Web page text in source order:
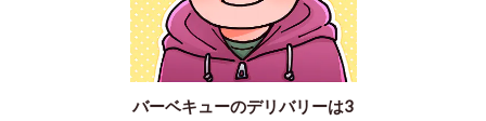
バーベキューのデリバリーは3